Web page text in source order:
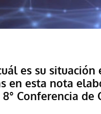
es su
en esta nota
Conferencia de